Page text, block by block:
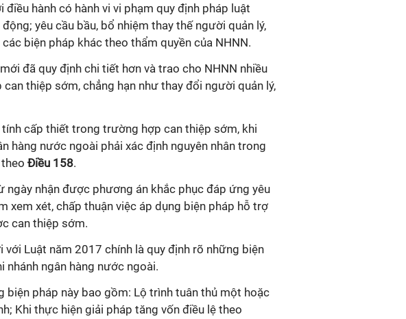
hành có hành vi vi phạm quy định pháp luật
yêu cầu bầu, bổ nhiệm thay thế người quản lý,
biện pháp khác theo thẩm quyền của NHNN.
đã quy định chi tiết hơn và trao cho NHNN nhiều
thiệp sớm, chẳng hạn như thay đổi người quản lý,
cấp thiết trong trường hợp can thiệp sớm, khi
hàng nước ngoài phải xác định nguyên nhân trong
Điều 158.
ngày nhận được phương án khắc phục đáp ứng yêu
xem xét, chấp thuận việc áp dụng biện pháp hỗ trợ
can thiệp sớm.
Luật năm 2017 chính là quy định rõ những biện
nhánh ngân hàng nước ngoài.
biện pháp này bao gồm: Lộ trình tuân thủ một hoặc
Khi thực hiện giải pháp tăng vốn điều lệ theo